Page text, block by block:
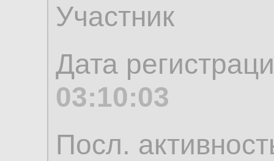
Участник
Дата
03:10:03
Посл.